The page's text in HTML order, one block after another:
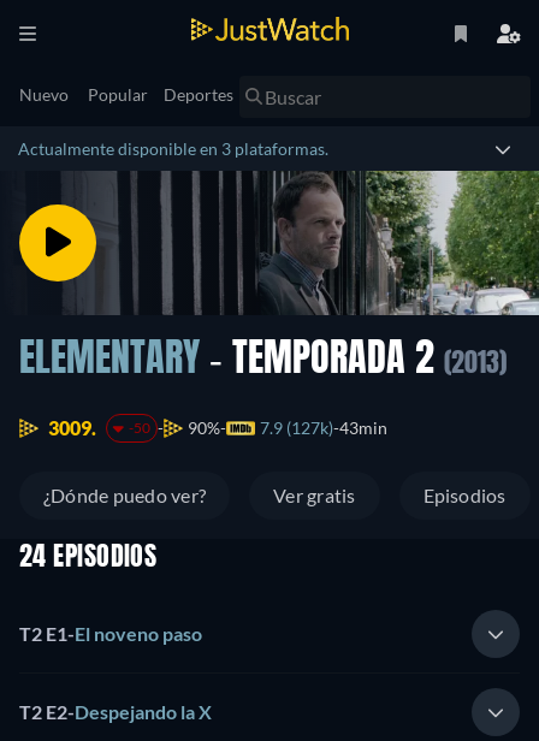
Nuevo Popular Deportes
Actualmente disponible en 3 plataformas.
ELEMENTARY - TEMPORADA 2 (2013)
3009. -50 90% 7.9 (127k) 43min
¿Dónde puedo ver? Ver gratis Episodios
24 EPISODIOS
T2 E1-El noveno paso
T2 E2-Despejando la X